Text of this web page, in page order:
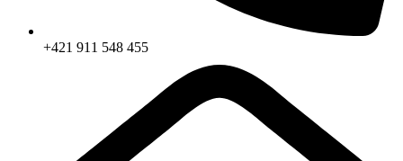
+421 911 548 455